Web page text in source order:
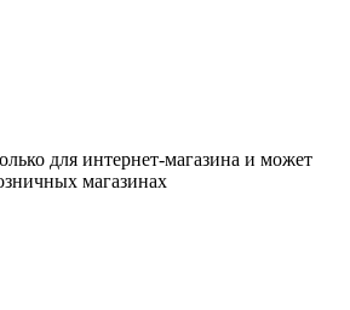
для интернет-магазина и может
магазинах